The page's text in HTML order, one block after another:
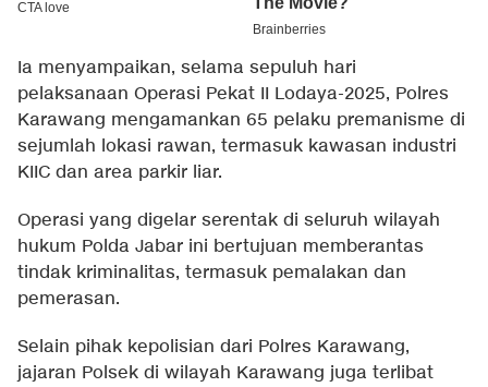
Ia menyampaikan, selama sepuluh hari
pelaksanaan Operasi Pekat II Lodaya-2025, Polres
Karawang mengamankan 65 pelaku premanisme di
sejumlah lokasi rawan, termasuk kawasan industri
KIIC dan area parkir liar.
Operasi yang digelar serentak di seluruh wilayah
hukum Polda Jabar ini bertujuan memberantas
tindak kriminalitas, termasuk pemalakan dan
pemerasan.
Selain pihak kepolisian dari Polres Karawang,
jajaran Polsek di wilayah Karawang juga terlibat